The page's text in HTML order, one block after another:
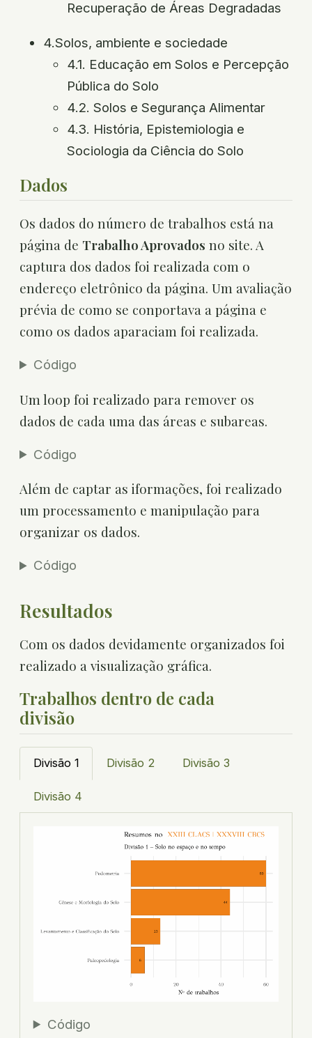
Recuperação de Áreas Degradadas
4.Solos, ambiente e sociedade
4.1. Educação em Solos e Percepção
Pública do Solo
4.2. Solos e Segurança Alimentar
4.3. História, Epistemiologia e
Sociologia da Ciência do Solo
Dados
Os dados do número de trabalhos está na
página de Trabalho Aprovados no site. A
captura dos dados foi realizada com o
endereço eletrônico da página. Um avaliação
prévia de como se conportava a página e
como os dados aparaciam foi realizada.
Código
Um loop foi realizado para remover os
dados de cada uma das áreas e subareas.
Código
Além de captar as iformações, foi realizado
um processamento e manipulação para
organizar os dados.
Código
Resultados
Com os dados devidamente organizados foi
realizado a visualização gráfica.
Trabalhos dentro de cada
divisão
Divisão 1 Divisão 2 Divisão 3
Divisão 4
Código